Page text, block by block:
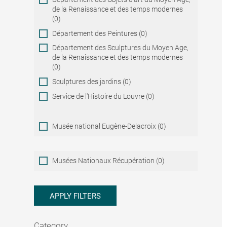
de la Renaissance et des temps modernes
(0)
Département des Peintures (0)
Département des Sculptures du Moyen Age,
de la Renaissance et des temps modernes
(0)
Sculptures des jardins (0)
Service de l'Histoire du Louvre (0)
Musée national Eugène-Delacroix (0)
Musées
Nationaux
Musées Nationaux Récupération (0)
APPLY FILTERS